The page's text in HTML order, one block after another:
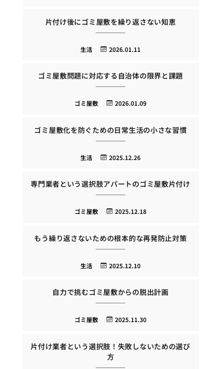
片付け後にゴミ屋敷を繰り返さない知恵
2026.01.11
生活
ゴミ屋敷問題に対応する自治体の限界と課題
2026.01.09
ゴミ屋敷
ゴミ屋敷化を防ぐための日常生活の小さな習慣
2025.12.26
生活
専門業者という選択肢アパートのゴミ屋敷片付け
2025.12.18
ゴミ屋敷
もう繰り返さないための根本的な再発防止対策
2025.12.10
生活
自力で挑むゴミ屋敷からの脱出計画
2025.11.30
ゴミ屋敷
片付け業者という選択肢！失敗しないための選び
方